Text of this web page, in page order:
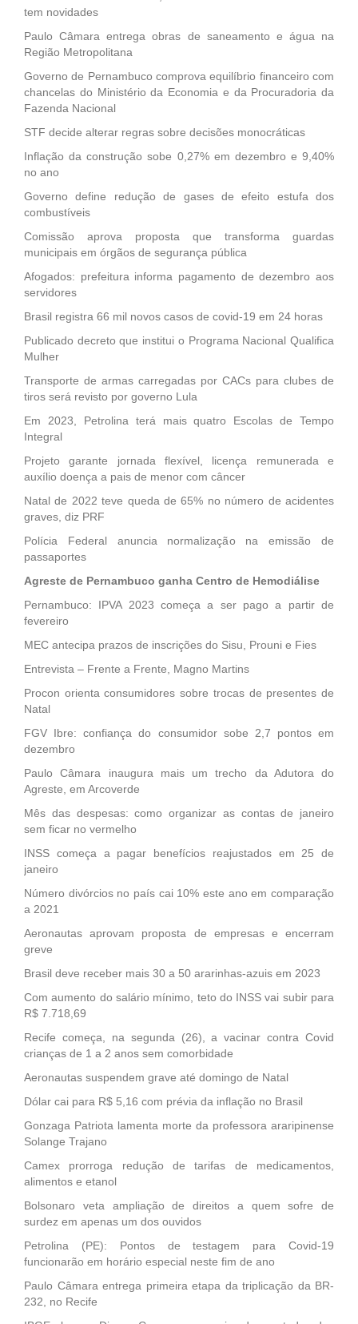
tem novidades
Paulo Câmara entrega obras de saneamento e água na
Região Metropolitana
Governo de Pernambuco comprova equilíbrio financeiro com
chancelas do Ministério da Economia e da Procuradoria da
Fazenda Nacional
STF decide alterar regras sobre decisões monocráticas
Inflação da construção sobe 0,27% em dezembro e 9,40%
no ano
Governo define redução de gases de efeito estufa dos
combustíveis
Comissão aprova proposta que transforma guardas
municipais em órgãos de segurança pública
Afogados: prefeitura informa pagamento de dezembro aos
servidores
Brasil registra 66 mil novos casos de covid-19 em 24 horas
Publicado decreto que institui o Programa Nacional Qualifica
Mulher
Transporte de armas carregadas por CACs para clubes de
tiros será revisto por governo Lula
Em 2023, Petrolina terá mais quatro Escolas de Tempo
Integral
Projeto garante jornada flexível, licença remunerada e
auxílio doença a pais de menor com câncer
Natal de 2022 teve queda de 65% no número de acidentes
graves, diz PRF
Polícia Federal anuncia normalização na emissão de
passaportes
Agreste de Pernambuco ganha Centro de Hemodiálise
Pernambuco: IPVA 2023 começa a ser pago a partir de
fevereiro
MEC antecipa prazos de inscrições do Sisu, Prouni e Fies
Entrevista – Frente a Frente, Magno Martins
Procon orienta consumidores sobre trocas de presentes de
Natal
FGV Ibre: confiança do consumidor sobe 2,7 pontos em
dezembro
Paulo Câmara inaugura mais um trecho da Adutora do
Agreste, em Arcoverde
Mês das despesas: como organizar as contas de janeiro
sem ficar no vermelho
INSS começa a pagar benefícios reajustados em 25 de
janeiro
Número divórcios no país cai 10% este ano em comparação
a 2021
Aeronautas aprovam proposta de empresas e encerram
greve
Brasil deve receber mais 30 a 50 ararinhas-azuis em 2023
Com aumento do salário mínimo, teto do INSS vai subir para
R$ 7.718,69
Recife começa, na segunda (26), a vacinar contra Covid
crianças de 1 a 2 anos sem comorbidade
Aeronautas suspendem grave até domingo de Natal
Dólar cai para R$ 5,16 com prévia da inflação no Brasil
Gonzaga Patriota lamenta morte da professora araripinense
Solange Trajano
Camex prorroga redução de tarifas de medicamentos,
alimentos e etanol
Bolsonaro veta ampliação de direitos a quem sofre de
surdez em apenas um dos ouvidos
Petrolina (PE): Pontos de testagem para Covid-19
funcionarão em horário especial neste fim de ano
Paulo Câmara entrega primeira etapa da triplicação da BR-
232, no Recife